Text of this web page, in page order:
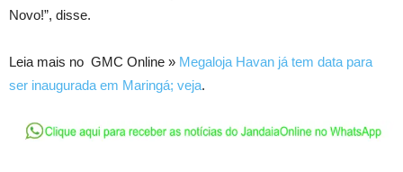
Novo!”, disse.
Leia mais no GMC Online » Megaloja Havan já tem data para
ser inaugurada em Maringá; veja.